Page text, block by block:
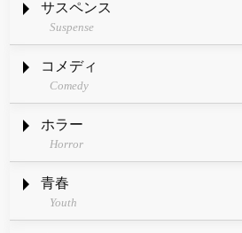
サスペンス
Suspense
コメディ
Comedy
ホラー
Horror
青春
Youth